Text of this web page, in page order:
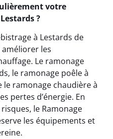
votre
?
à Lestards de
les
Le ramonage
le ramonage poêle à
le ramonage chaudière à
pertes d’énergie. En
le Ramonage
les équipements et